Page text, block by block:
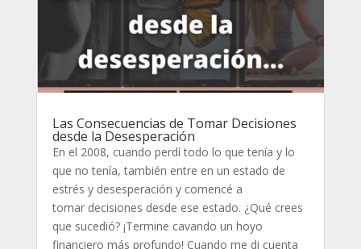
Las Consecuencias de Tomar Decisiones
desde la Desesperación
En el 2008, cuando perdí todo lo que tenía y lo
que no tenía, también entre en un estado de
estrés y desesperación y comencé a
tomar decisiones desde ese estado. ¿Qué crees
que sucedió? ¡Termine cavando un hoyo
financiero más profundo! Cuando me di cuenta